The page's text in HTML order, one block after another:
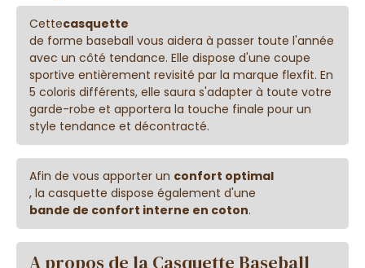
Cettecasquette
de forme baseball vous aidera à passer toute l'année
avec un côté tendance. Elle dispose d'une coupe
sportive entièrement revisité par la marque flexfit. En
5 coloris différents, elle saura s'adapter à toute votre
garde-robe et apportera la touche finale pour un
style tendance et décontracté.
Afin de vous apporter un confort optimal
, la casquette dispose également d'une
bande de confort interne en coton.
A propos de la Casquette Baseball